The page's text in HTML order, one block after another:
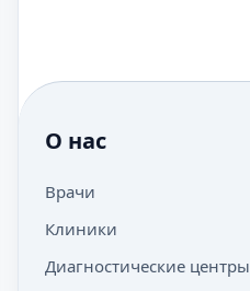
О нас
Врачи
Клиники
Диагностические центры